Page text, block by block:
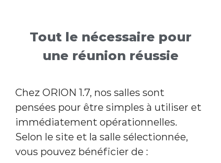
Tout le nécessaire pour
une réunion réussie
Chez ORION 1.7, nos salles sont
pensées pour être simples à utiliser et
immédiatement opérationnelles.
Selon le site et la salle sélectionnée,
vous pouvez bénéficier de :